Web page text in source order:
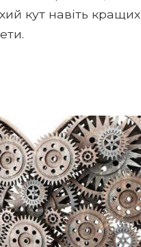
кут навіть кращих